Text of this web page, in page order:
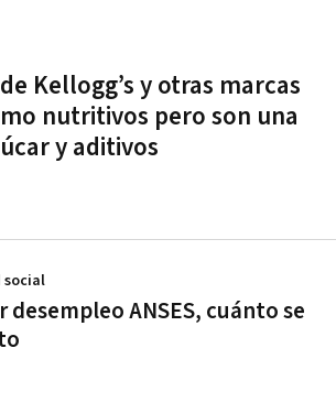
Kellogg’s y otras marcas
nutritivos pero son una
y aditivos
ANSES, cuánto se
social